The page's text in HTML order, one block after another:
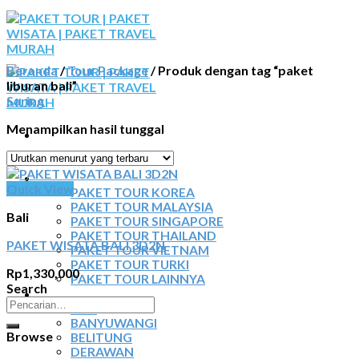
Skip
to
content
BERANDA
PAKET TOUR
PAKET TOUR KOREA
PAKET TOUR MALAYSIA
PAKET TOUR SINGAPORE
PAKET TOUR THAILAND
PAKET TOUR VIETNAM
PAKET TOUR TURKI
PAKET TOUR LAINNYA
TOUR DOMESTIK
BANYUWANGI
BELITUNG
DERAWAN
Beranda/Tour Package/Produk dengan tag “paket
liburan bali”
Saring
Menampilkan hasil tunggal
Bali
PAKET WISATA BALI 3D2N
Rp1,330,000
Search
Pencarian
untuk:
Browse